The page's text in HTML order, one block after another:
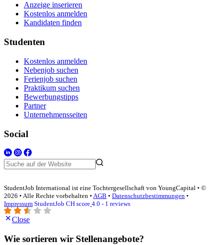
Anzeige inserieren
Kostenlos anmelden
Kandidaten finden
Studenten
Kostenlos anmelden
Nebenjob suchen
Ferienjob suchen
Praktikum suchen
Bewerbungstipps
Partner
Unternehmensseiten
Social
StudentJob International ist eine Tochtergesellschaft von YoungCapital • ©
2026 • Alle Rechte vorbehalten • AGB • Datenschutzbestimmungen •
Impressum StudentJob CH score 4.0 - 1 reviews
Close
Wie sortieren wir Stellenangebote?